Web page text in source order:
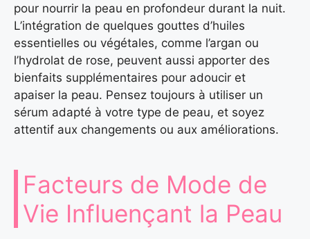
pour nourrir la peau en profondeur durant la nuit.
L’intégration de quelques gouttes d’huiles
essentielles ou végétales, comme l’argan ou
l’hydrolat de rose, peuvent aussi apporter des
bienfaits supplémentaires pour adoucir et
apaiser la peau. Pensez toujours à utiliser un
sérum adapté à votre type de peau, et soyez
attentif aux changements ou aux améliorations.
Facteurs de Mode de
Vie Influençant la Peau